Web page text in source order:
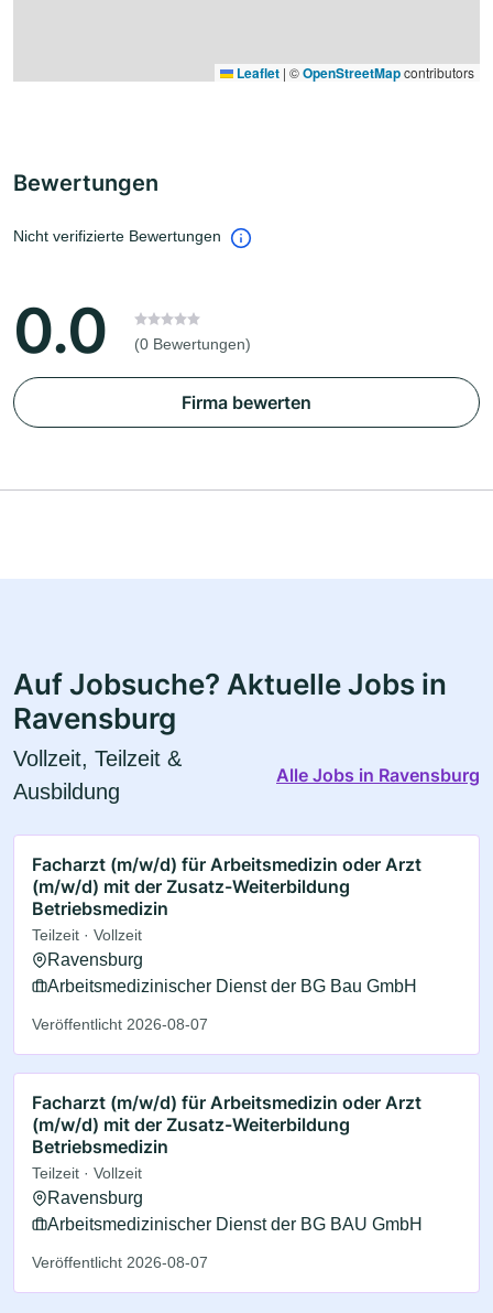
Leaflet | ©OpenStreetMapcontributors
Bewertungen
Nicht verifizierte Bewertungen
0.0 (0 Bewertungen)
Firma bewerten
Auf Jobsuche? Aktuelle Jobs in
Ravensburg
Vollzeit, Teilzeit &
Ausbildung
Alle Jobs in Ravensburg
Facharzt (m/w/d) für Arbeitsmedizin oder Arzt
(m/w/d) mit der Zusatz-Weiterbildung
Betriebsmedizin
Teilzeit · Vollzeit
Ravensburg
Arbeitsmedizinischer Dienst der BG Bau GmbH
Veröffentlicht 2026-08-07
Facharzt (m/w/d) für Arbeitsmedizin oder Arzt
(m/w/d) mit der Zusatz-Weiterbildung
Betriebsmedizin
Teilzeit · Vollzeit
Ravensburg
Arbeitsmedizinischer Dienst der BG BAU GmbH
Veröffentlicht 2026-08-07